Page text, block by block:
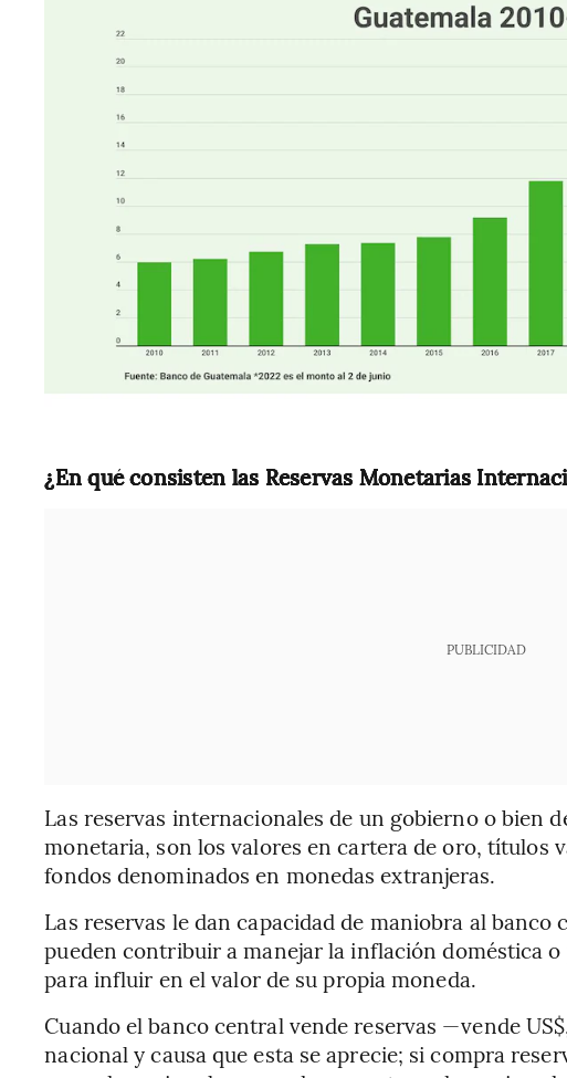
¿En qué consisten las Reservas Monetarias
PUBLICIDAD
Las reservas internacionales de un gobierno o bien
monetaria, son los valores en cartera de oro, títulos
fondos denominados en monedas extranjeras.
Las reservas le dan capacidad de maniobra al
pueden contribuir a manejar la inflación doméstica
para influir en el valor de su propia moneda.
Cuando el banco central vende reservas —vende
nacional y causa que esta se aprecie; si compra